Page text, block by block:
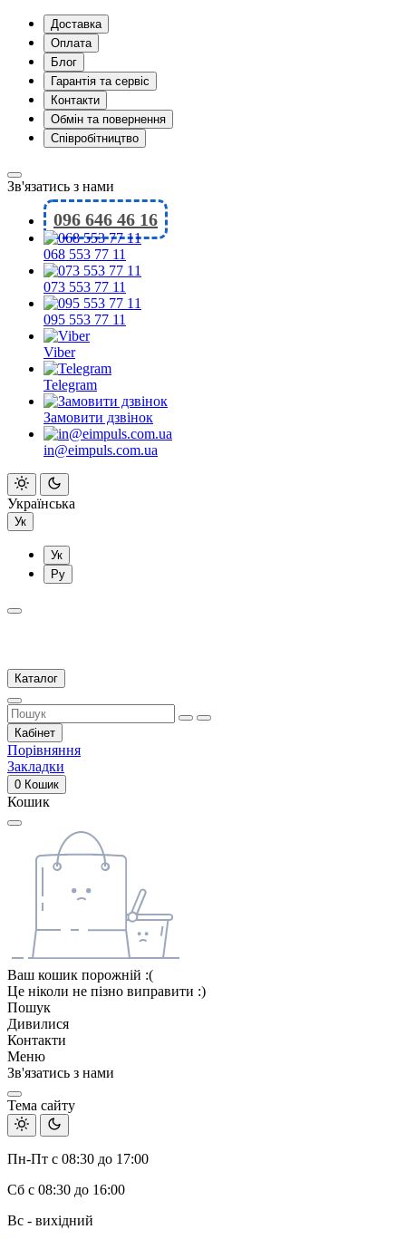
Доставка
Оплата
Блог
Гарантія та сервіс
Контакти
Обмін та повернення
Співробітництво
Зв'язатись з нами
096 646 46 16
068 553 77 11
073 553 77 11
095 553 77 11
Viber
Telegram
Замовити дзвінок
in@eimpuls.com.ua
Українська
Ук
Ук
Ру
Каталог
Кабінет
Порівняння
Закладки
0 Кошик
Кошик
Ваш кошик порожній :(
Це ніколи не пізно виправити :)
Пошук
Дивилися
Контакти
Меню
Зв'язатись з нами
Тема сайту
Пн-Пт с 08:30 до 17:00
Сб с 08:30 до 16:00
Вс - вихідний